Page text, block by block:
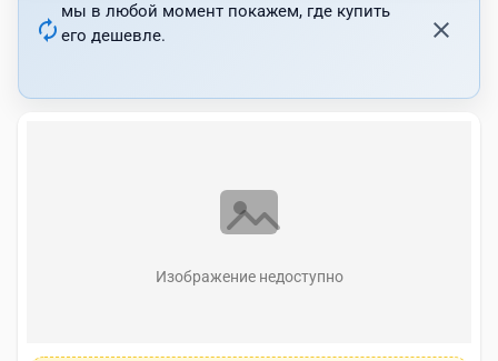
autorenew
мы в любой момент покажем, где купить
его дешевле.
close
Изображение недоступно